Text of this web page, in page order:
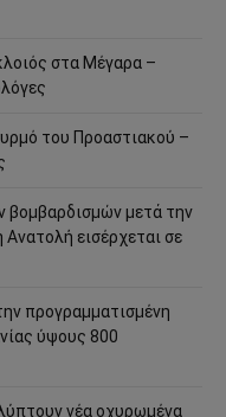
στα Μέγαρα –
του Προαστιακού –
βομβαρδισμών μετά την
εισέρχεται σε
προγραμματισμένη
ύψους 800
νέα οχυρωμένα